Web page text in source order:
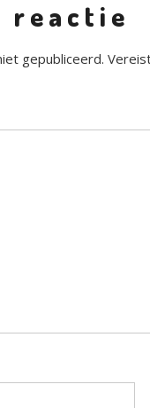
reactie
gepubliceerd.